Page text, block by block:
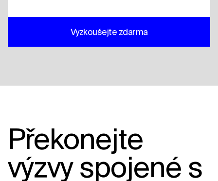
Vyzkoušejte zdarma
Překonejte
výzvy spojené s